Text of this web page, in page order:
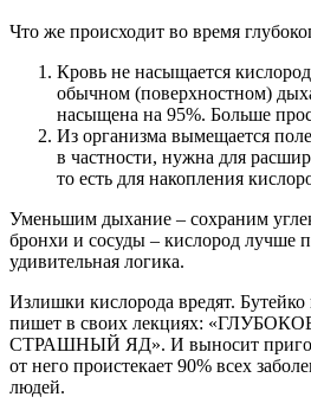
Что же происходит во время
Кровь не насыщается
обычном (поверхностном)
насыщена на 95%. Больше
Из организма вымещается
в частности, нужна для
то есть для накопления
Уменьшим дыхание – сохраним
бронхи и сосуды – кислород лучше
удивительная логика.
Излишки кислорода вредят.
пишет в своих лекциях:
СТРАШНЫЙ ЯД». И выносит
от него проистекает 90% всех
людей.